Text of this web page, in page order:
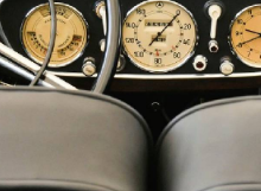
jeho vůz zaútočili
Heydricha
zemřel.